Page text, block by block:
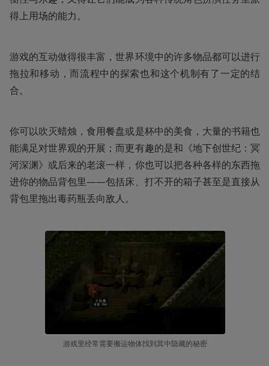
得上用场的能力。
游戏的互动做得很丰富，世界环境中的许多物品都可以进行
拖拉和移动，而流程中的探索也和这个机制有了一定的结
合。
你可以吹灭蜡烛，食用餐盘或是杯中的美食，大量的书籍也
能满足对世界观的开展；而更有趣的是和《地下创世纪：冥
河深渊》或后来的老滚一样，你也可以把各种各样的东西拖
进你的物品背包里——包括床、打不开的箱子甚至是直接从
背包里拖出毒药瓶丢向敌人。
游戏里经常需要搬运物体找到其中隐藏的秘密